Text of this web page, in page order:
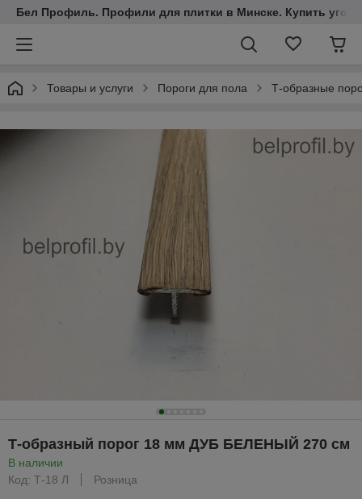
Бел Профиль. Профили для плитки в Минске. Купить
Товары и услуги Пороги для пола Т-образные
Т-образный порог 18 мм ДУБ БЕЛЕНЫЙ 270 см
В наличии
Код: Т-18 Л
Розница